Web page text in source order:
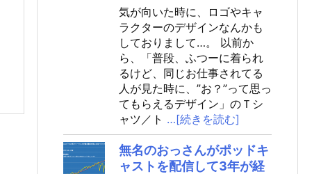
気が向いた時に、ロゴやキャ
ラクターのデザインなんかも
しておりまして…。 以前か
ら、「普段、ふつーに着られ
るけど、同じお仕事されてる
人が見た時に、”お？”って思っ
てもらえるデザイン」のＴシ
ャツ／ト …[続きを読む]
無名のおっさんがポッドキ
ャストを配信して3年が経